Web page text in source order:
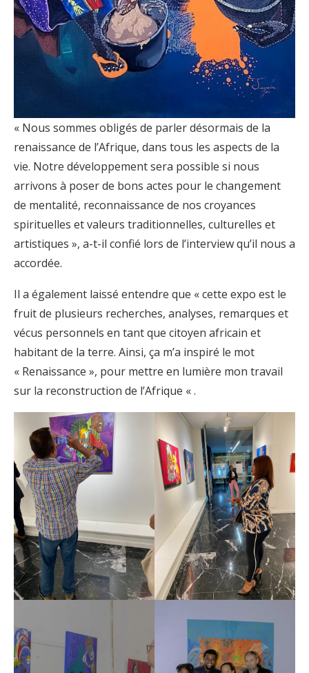
« Nous sommes obligés de parler désormais de la
renaissance de l’Afrique, dans tous les aspects de la
vie. Notre développement sera possible si nous
arrivons à poser de bons actes pour le changement
de mentalité, reconnaissance de nos croyances
spirituelles et valeurs traditionnelles, culturelles et
artistiques », a-t-il confié lors de l’interview qu’il nous a
accordée.
Il a également laissé entendre que « cette expo est le
fruit de plusieurs recherches, analyses, remarques et
vécus personnels en tant que citoyen africain et
habitant de la terre. Ainsi, ça m’a inspiré le mot
« Renaissance », pour mettre en lumière mon travail
sur la reconstruction de l’Afrique « .